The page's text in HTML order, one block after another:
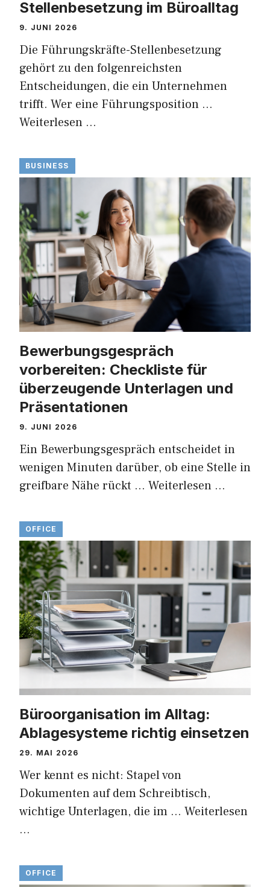
Stellenbesetzung im Büroalltag
9. JUNI 2026
Die Führungskräfte-Stellenbesetzung
gehört zu den folgenreichsten
Entscheidungen, die ein Unternehmen
trifft. Wer eine Führungsposition …
Weiterlesen …
BUSINESS
Bewerbungsgespräch
vorbereiten: Checkliste für
überzeugende Unterlagen und
Präsentationen
9. JUNI 2026
Ein Bewerbungsgespräch entscheidet in
wenigen Minuten darüber, ob eine Stelle in
greifbare Nähe rückt … Weiterlesen …
OFFICE
Büroorganisation im Alltag:
Ablagesysteme richtig einsetzen
29. MAI 2026
Wer kennt es nicht: Stapel von
Dokumenten auf dem Schreibtisch,
wichtige Unterlagen, die im … Weiterlesen
…
OFFICE